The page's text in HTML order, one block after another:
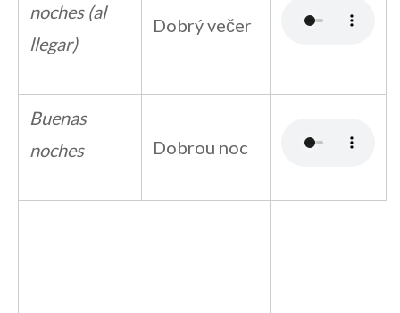
noches (al
llegar)
Dobrý večer
Buenas
noches
Dobrou noc